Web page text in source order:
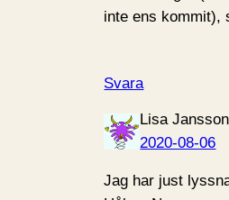
inte ens kommit),
Svara
Lisa Jansson
2020-08-06
Jag har just